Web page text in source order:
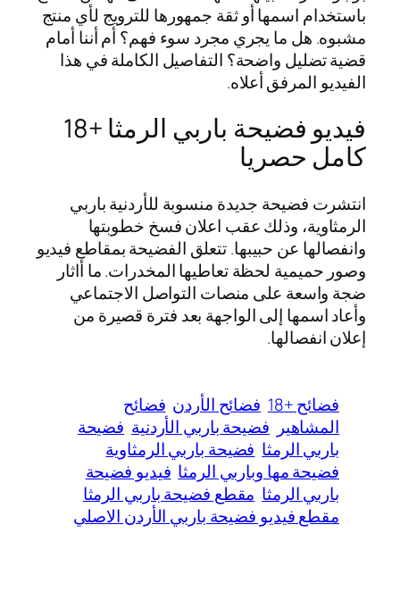
باستخدام اسمها أو ثقة جمهورها للترويج لأي منتج
مشبوه. هل ما يجري مجرد سوء فهم؟ أم أننا أمام
قضية تضليل واضحة؟ التفاصيل الكاملة في هذا
الفيديو المرفق أعلاه.
فيديو فضيحة باربي الرمثا +18
كامل حصريا
انتشرت فضيحة جديدة منسوبة للأردنية باربي
الرمثاوية، وذلك عقب اعلان فسخ خطوبتها
وانفصالها عن حبيبها. تتعلق الفضيحة بمقاطع فيديو
وصور حميمية لحظة تعاطيها المخدرات. ما أاثار
ضجة واسعة على منصات التواصل الاجتماعي
وأعاد اسمها إلى الواجهة بعد فترة قصيرة من
إعلان انفصالها.
فضائح +18 فضائح الأردن فضائح
المشاهير فضيحة باربي الأردنية فضيحة
باربي الرمثا فضيحة باربي الرمثاوية
فضيحة مها وباربي الرمثا فيديو فضيحة
باربي الرمثا مقطع فضيحة باربي الرمثا
مقطع فيديو فضيحة باربي الأردن الاصلي